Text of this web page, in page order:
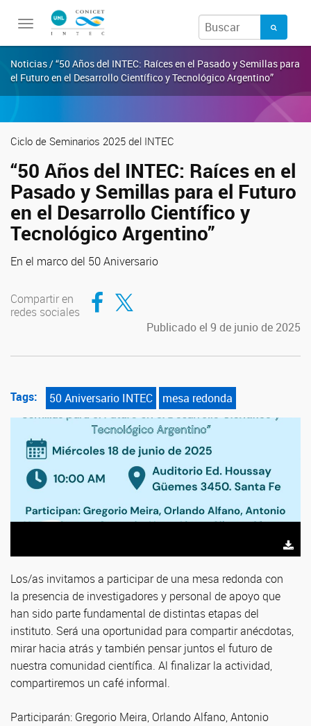
Toggle
Noticias / “50 Años del INTEC: Raíces en el Pasado y Semillas para
el Futuro en el Desarrollo Científico y Tecnológico Argentino”
Ciclo de Seminarios 2025 del INTEC
“50 Años del INTEC: Raíces en el
Pasado y Semillas para el Futuro
en el Desarrollo Científico y
Tecnológico Argentino”
En el marco del 50 Aniversario
Compartir en
redes sociales
Compartir en Facebook
Compartir en Twitter
Publicado el 9 de junio de 2025
Tags: 50 Aniversario INTEC mesa redonda
Los/as invitamos a participar de una mesa redonda con
la presencia de investigadores y personal de apoyo que
han sido parte fundamental de distintas etapas del
instituto. Será una oportunidad para compartir anécdotas,
mirar hacia atrás y también pensar juntos el futuro de
nuestra comunidad científica. Al finalizar la actividad,
compartiremos un café informal.
Participarán: Gregorio Meira, Orlando Alfano, Antonio